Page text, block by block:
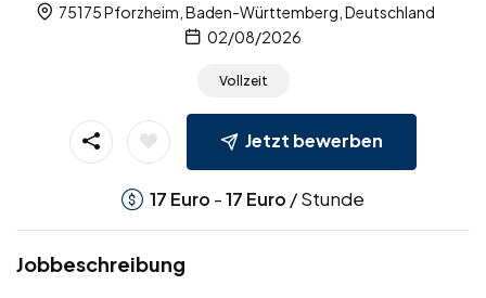
75175 Pforzheim, Baden-Württemberg, Deutschland
02/08/2026
Vollzeit
Jetzt bewerben
17 Euro -17 Euro / Stunde
Jobbeschreibung